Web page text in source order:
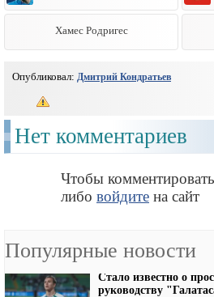
Хамес Родригес
Опубликовал: Дмитрий Кондратьев
Нет комментариев
Чтобы комментировать
либо войдите на сайт
Популярные новости
Стало известно о
руководству